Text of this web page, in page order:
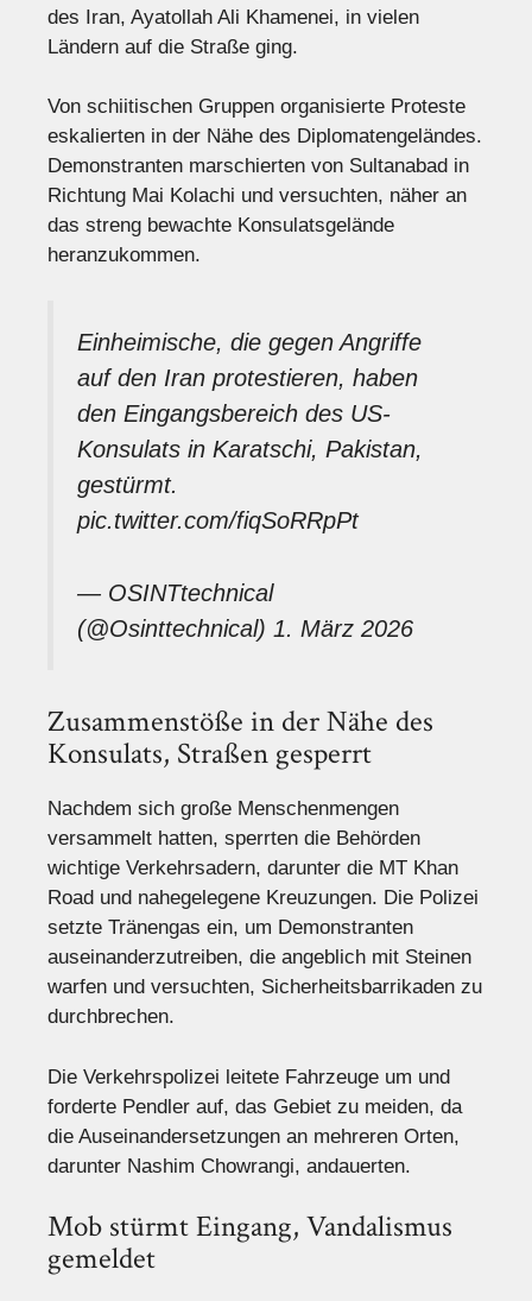
des Iran, Ayatollah Ali Khamenei, in vielen
Ländern auf die Straße ging.
Von schiitischen Gruppen organisierte Proteste
eskalierten in der Nähe des Diplomatengeländes.
Demonstranten marschierten von Sultanabad in
Richtung Mai Kolachi und versuchten, näher an
das streng bewachte Konsulatsgelände
heranzukommen.
Einheimische, die gegen Angriffe
auf den Iran protestieren, haben
den Eingangsbereich des US-
Konsulats in Karatschi, Pakistan,
gestürmt.
pic.twitter.com/fiqSoRRpPt
— OSINTtechnical
(@Osinttechnical) 1. März 2026
Zusammenstöße in der Nähe des
Konsulats, Straßen gesperrt
Nachdem sich große Menschenmengen
versammelt hatten, sperrten die Behörden
wichtige Verkehrsadern, darunter die MT Khan
Road und nahegelegene Kreuzungen. Die Polizei
setzte Tränengas ein, um Demonstranten
auseinanderzutreiben, die angeblich mit Steinen
warfen und versuchten, Sicherheitsbarrikaden zu
durchbrechen.
Die Verkehrspolizei leitete Fahrzeuge um und
forderte Pendler auf, das Gebiet zu meiden, da
die Auseinandersetzungen an mehreren Orten,
darunter Nashim Chowrangi, andauerten.
Mob stürmt Eingang, Vandalismus
gemeldet